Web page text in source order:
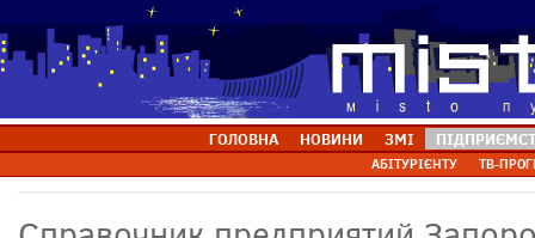
ГОЛОВНА НОВИНИ ЗМІ
АБІТУРІЄНТУ ТВ-